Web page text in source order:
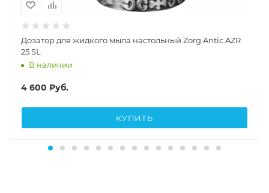
Дозатор для жидкого мыла настольный Zorg Antic AZR
25 SL
В наличии
4 600 Руб.
КУПИТЬ